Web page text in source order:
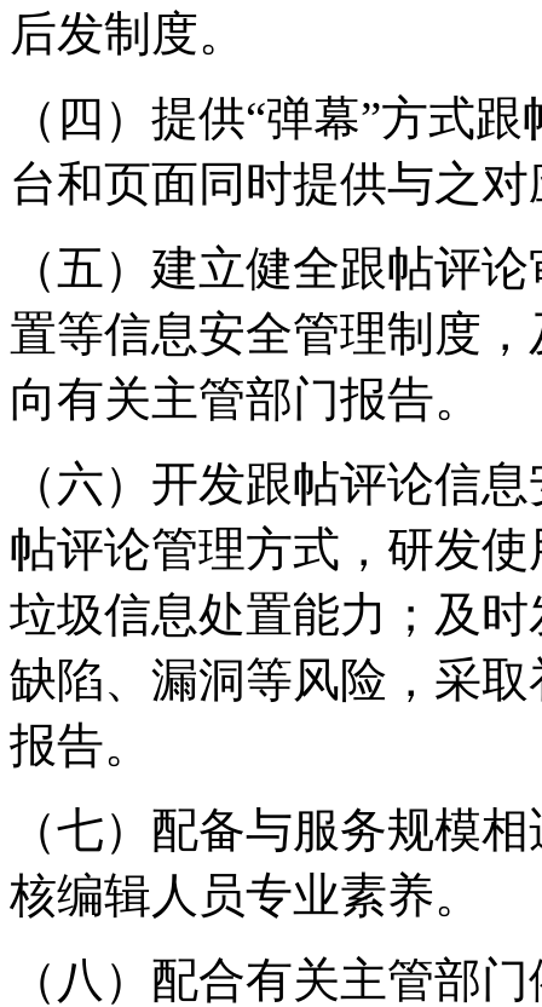
后发制度。
（四）提供“弹幕”方式
台和页面同时提供与之
（五）建立健全跟帖评
置等信息安全管理制度
向有关主管部门报告。
（六）开发跟帖评论信
帖评论管理方式，研发
垃圾信息处置能力；及
缺陷、漏洞等风险，采
报告。
（七）配备与服务规模
核编辑人员专业素养。
（八）配合有关主管部